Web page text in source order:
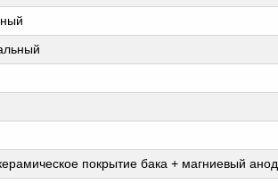
покрытие бака + магниевый анод